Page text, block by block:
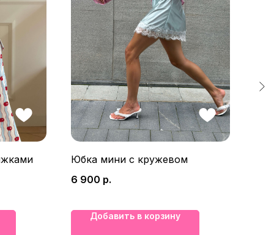
Юбка мини с кружевом
6 900 р.
Добавить в корзину